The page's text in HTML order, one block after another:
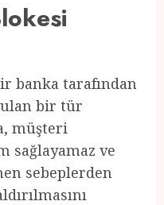
banka tarafından
bir tür
müşteri
sağlayamaz ve
sebeplerden